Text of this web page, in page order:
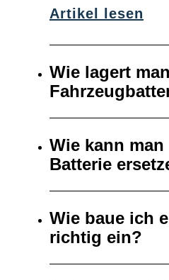
Artikel lesen
Wie lagert man
Wie kann man
Batterie
Wie baue ich
richtig ein?